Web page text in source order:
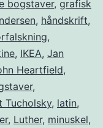
bogstaver, grafisk
, håndskrift,
,
, IKEA, Jan
Heartfield,
,
Tucholsky, latin,
, Luther, minuskel,